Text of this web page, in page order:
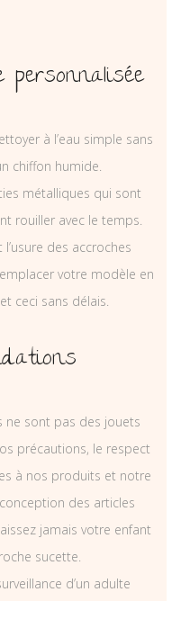
à l’eau simple sans
chiffon humide.
métalliques qui sont
rouiller avec le temps.
des accroches
votre modèle en
ceci sans délais.
ne sont pas des jouets
précautions, le respect
à nos produits et notre
des articles
jamais votre enfant
sucette.
d’un adulte